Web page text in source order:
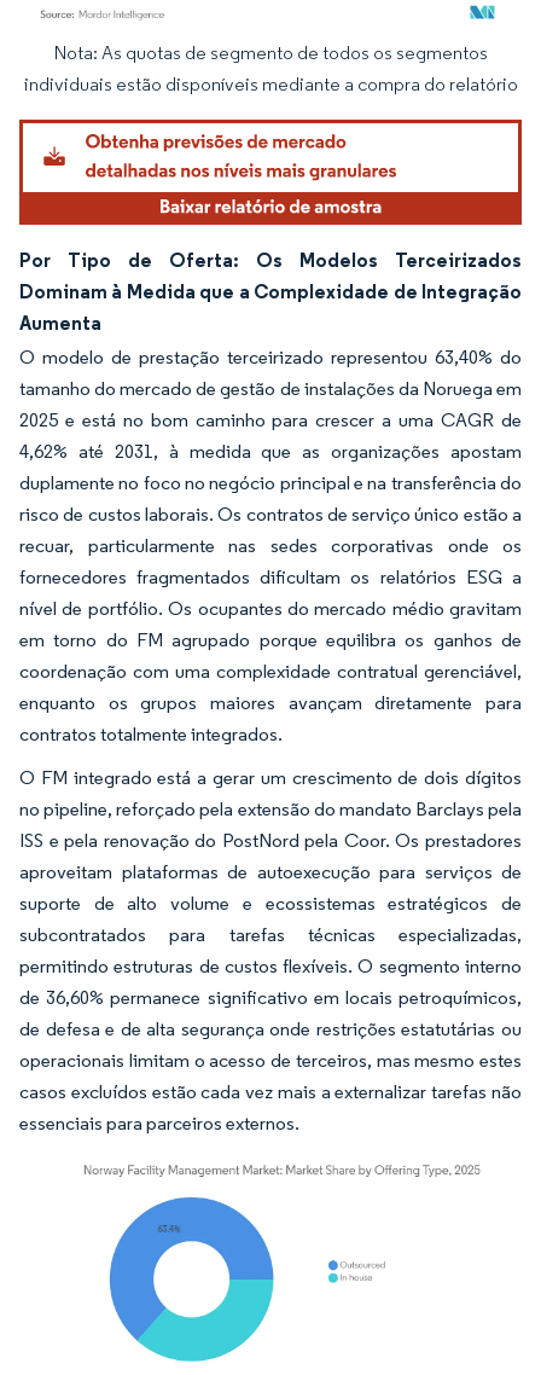
Imagem © Mordor Intelligence. O reuso requer atribuição conforme CC BY 4.0.
Nota: As quotas de segmento de todos os segmentos
individuais estão disponíveis mediante a compra do relatório
Por Tipo de Oferta: Os Modelos Terceirizados
Dominam à Medida que a Complexidade de Integração
Aumenta
O modelo de prestação terceirizado representou 63,40% do
tamanho do mercado de gestão de instalações da Noruega em
2025 e está no bom caminho para crescer a uma CAGR de
4,62% até 2031, à medida que as organizações apostam
duplamente no foco no negócio principal e na transferência do
risco de custos laborais. Os contratos de serviço único estão a
recuar, particularmente nas sedes corporativas onde os
fornecedores fragmentados dificultam os relatórios ESG a
nível de portfólio. Os ocupantes do mercado médio gravitam
em torno do FM agrupado porque equilibra os ganhos de
coordenação com uma complexidade contratual gerenciável,
enquanto os grupos maiores avançam diretamente para
contratos totalmente integrados.
O FM integrado está a gerar um crescimento de dois dígitos
no pipeline, reforçado pela extensão do mandato Barclays pela
ISS e pela renovação do PostNord pela Coor. Os prestadores
aproveitam plataformas de autoexecução para serviços de
suporte de alto volume e ecossistemas estratégicos de
subcontratados para tarefas técnicas especializadas,
permitindo estruturas de custos flexíveis. O segmento interno
de 36,60% permanece significativo em locais petroquímicos,
de defesa e de alta segurança onde restrições estatutárias ou
operacionais limitam o acesso de terceiros, mas mesmo estes
casos excluídos estão cada vez mais a externalizar tarefas não
essenciais para parceiros externos.